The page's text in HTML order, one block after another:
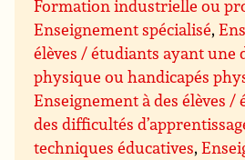
Formation industrielle ou
Enseignement spécialisé,
élèves / étudiants ayant une
physique ou handicapés
Enseignement à des élèves
des difficultés
techniques éducatives,